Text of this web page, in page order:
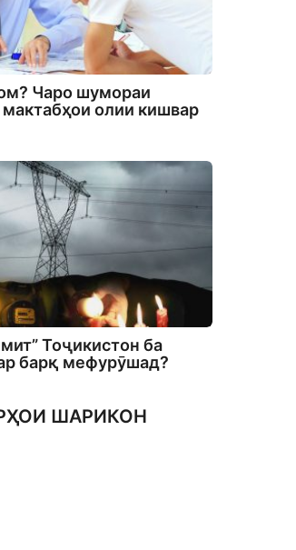
Чаро шумораи
олии кишвар
Тоҷикистон ба
барқ мефурӯшад?
ШАРИКОН